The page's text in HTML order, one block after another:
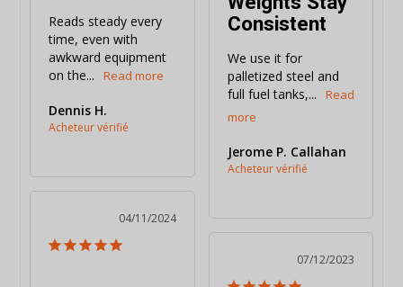
Reads steady every
time, even with
awkward equipment
on the...
Dennis H.
Consistent
We use it for
palletized steel and
full fuel tanks,...
Jerome P. Callahan
04/11/2024
07/12/2023